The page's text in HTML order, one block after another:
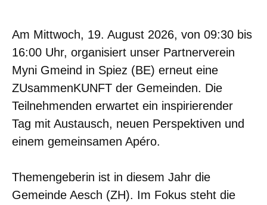
Am Mittwoch, 19. August 2026, von 09:30 bis
16:00 Uhr, organisiert unser Partnerverein
Myni Gmeind in Spiez (BE) erneut eine
ZUsammenKUNFT der Gemeinden. Die
Teilnehmenden erwartet ein inspirierender
Tag mit Austausch, neuen Perspektiven und
einem gemeinsamen Apéro.
Themengeberin ist in diesem Jahr die
Gemeinde Aesch (ZH). Im Fokus steht die